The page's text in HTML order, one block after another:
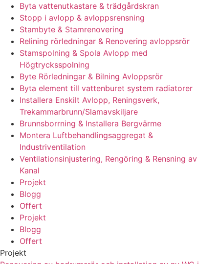
Byta vattenutkastare & trädgårdskran
Stopp i avlopp & avloppsrensning
Stambyte & Stamrenovering
Relining rörledningar & Renovering avloppsrör
Stamspolning & Spola Avlopp med
Högtrycksspolning
Byte Rörledningar & Bilning Avloppsrör
Byta element till vattenburet system radiatorer
Installera Enskilt Avlopp, Reningsverk,
Trekammarbrunn/Slamavskiljare
Brunnsborrning & Installera Bergvärme
Montera Luftbehandlingsaggregat &
Industriventilation
Ventilationsinjustering, Rengöring & Rensning av
Kanal
Projekt
Blogg
Offert
Projekt
Blogg
Offert
Projekt